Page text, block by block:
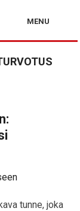
MENU
tunne, joka